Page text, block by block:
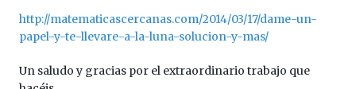
http://matematicascercanas.com/2014/03/17/dame-un-
papel-y-te-llevare-a-la-luna-solucion-y-mas/
Un saludo y gracias por el extraordinario trabajo que